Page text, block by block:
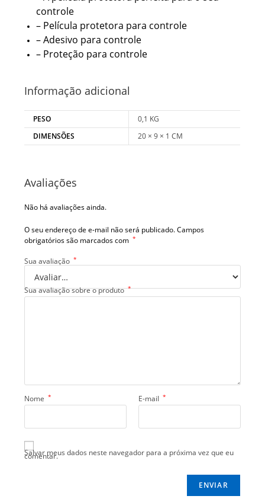
controle
– Película protetora para controle
– Adesivo para controle
– Proteção para controle
Informação adicional
PESO
0,1 KG
DIMENSÕES
20 × 9 × 1 CM
Avaliações
Não há avaliações ainda.
O seu endereço de e-mail não será publicado.Campos
obrigatórios são marcados com *
Sua avaliação *
Sua avaliação sobre o produto *
Nome * E-mail *
Salvar meus dados neste navegador para a próxima vez que eu
comentar.